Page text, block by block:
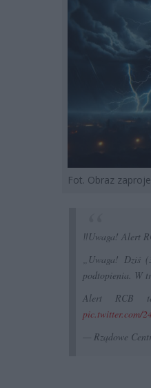
Fot. Obraz
‼️Uwaga! Alert
„Uwaga! Dziś
podtopienia. W
Alert RCB
pic.twitter.com/
— Rządowe